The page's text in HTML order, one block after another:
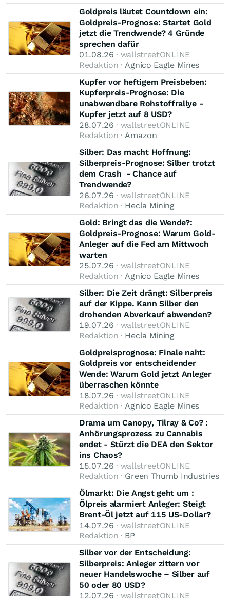
Goldpreis läutet Countdown ein:
Goldpreis-Prognose: Startet Gold
jetzt die Trendwende? 4 Gründe
sprechen dafür
01.08.26 · wallstreetONLINE
Redaktion · Agnico Eagle Mines
Kupfer vor heftigem Preisbeben:
Kupferpreis-Prognose: Die
unabwendbare Rohstoffrallye -
Kupfer jetzt auf 8 USD?
28.07.26 · wallstreetONLINE
Redaktion · Amazon
Silber: Das macht Hoffnung:
Silberpreis-Prognose: Silber trotzt
dem Crash - Chance auf
Trendwende?
26.07.26 · wallstreetONLINE
Redaktion · Hecla Mining
Gold: Bringt das die Wende?:
Goldpreis-Prognose: Warum Gold-
Anleger auf die Fed am Mittwoch
warten
25.07.26 · wallstreetONLINE
Redaktion · Agnico Eagle Mines
Silber: Die Zeit drängt: Silberpreis
auf der Kippe. Kann Silber den
drohenden Abverkauf abwenden?
19.07.26 · wallstreetONLINE
Redaktion · Hecla Mining
Goldpreisprognose: Finale naht:
Goldpreis vor entscheidender
Wende: Warum Gold jetzt Anleger
überraschen könnte
18.07.26 · wallstreetONLINE
Redaktion · Agnico Eagle Mines
Drama um Canopy, Tilray & Co? :
Anhörungsprozess zu Cannabis
endet - Stürzt die DEA den Sektor
ins Chaos?
15.07.26 · wallstreetONLINE
Redaktion · Green Thumb Industries
Ölmarkt: Die Angst geht um :
Ölpreis alarmiert Anleger: Steigt
Brent-Öl jetzt auf 115 US-Dollar?
14.07.26 · wallstreetONLINE
Redaktion · BP
Silber vor der Entscheidung:
Silberpreis: Anleger zittern vor
neuer Handelswoche – Silber auf
50 oder 80 USD?
12.07.26 · wallstreetONLINE